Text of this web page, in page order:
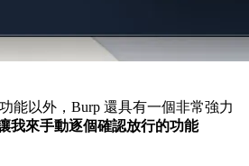
能以外，Burp 還具有一個非常強力
我來手動逐個確認放行的功能